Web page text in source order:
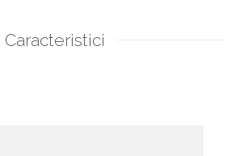
Caracteristici